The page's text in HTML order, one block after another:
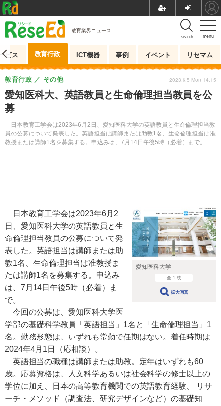
menu
search
教育業界ニュース
ビス 教育行政 ICT機器 事例 イベント リセマム
愛知医科大、英語教員と生命倫理担当教員を公
募
日本教育工学会は2023年6月2日、愛知医科大学の英語教員と生命倫理担当教
員の公募について発表した。英語担当は講師または助教1名、生命倫理担当は准
教授または講師1名を募集する。申込みは、7月14日午後5時（必着）まで。
教育行政 その他 2023.6.5 Mon 14:15
愛知医科大学
全 1 枚
拡大写真
日本教育工学会は2023年6月2
日、愛知医科大学の英語教員と生
命倫理担当教員の公募について発
表した。英語担当は講師または助
教1名、生命倫理担当は准教授ま
たは講師1名を募集する。申込み
は、7月14日午後5時（必着）ま
で。
今回の公募は、愛知医科大学医
学部の基礎科学教員「英語担当」1名と「生命倫理担当」1
名。勤務形態は、いずれも常勤で任期はない。着任時期は
2024年4月1日（応相談）。
英語担当の職種は講師または助教。定年はいずれも60
歳。応募資格は、人文科学あるいは社会科学の修士以上の
学位に加え、日本の高等教育機関での英語教育経験、 リサ
ーチ・メソッド（調査法、研究デザインなど）の基礎知